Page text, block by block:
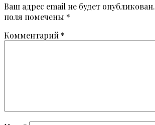
Ваш адрес email не будет опубликован.
поля помечены *
Комментарий *